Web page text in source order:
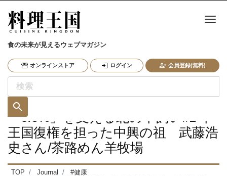
食の未来が見えるウェブマガジン
オンラインストア ログイン 会員登録(無料)
ナ
「0.6%」を支える北の羊飼い#1 羊
王国復権を担った中興の祖 武藤浩
史さん/茶路めん羊牧場
TOP Journal
#健康